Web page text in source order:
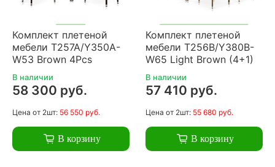
Комплект плетеной
мебели T257A/Y350A-
W53 Brown 4Pcs
В наличии
58 300 руб.
Цена от 2шт: 56 550 руб.
В корзину
Комплект плетеной
мебели T256B/Y380B-
W65 Light Brown (4+1)
В наличии
57 410 руб.
Цена от 2шт: 55 680 руб.
В корзину